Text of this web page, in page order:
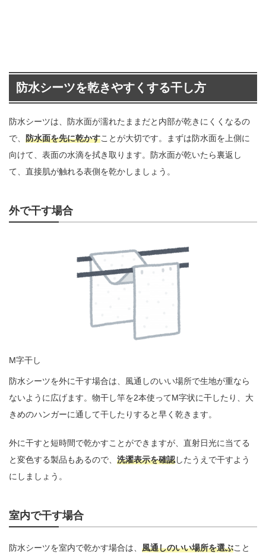
防水シーツを乾きやすくする干し方
防水シーツは、防水面が濡れたままだと内部が乾きにくくなるの
で、 防水面を先に乾かすことが大切です。まずは防水面を上側に
向けて、表面の水滴を拭き取ります。防水面が乾いたら裏返し
て、直接肌が触れる表側を乾かしましょう。
外で干す場合
M字干し
防水シーツを外に干す場合は、風通しのいい場所で生地が重なら
ないように広げます。物干し竿を2本使ってM字状に干したり、大
きめのハンガーに通して干したりすると早く乾きます。
外に干すと短時間で乾かすことができますが、直射日光に当てる
と変色する製品もあるので、 洗濯表示を確認したうえで干すよう
にしましょう。
室内で干す場合
防水シーツを室内で乾かす場合は、 風通しのいい場所を選ぶこと